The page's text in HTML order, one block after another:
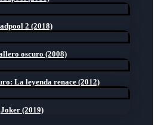
2 (2018)
oscuro (2008)
La leyenda renace (2012)
Joker (2019)